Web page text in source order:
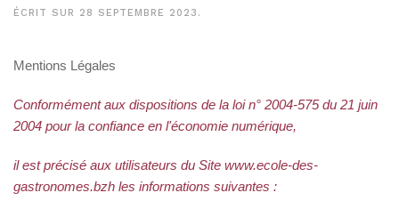
ÉCRIT SUR 28 SEPTEMBRE 2023 .
Mentions Légales
Conformément aux dispositions de la loi n° 2004-575 du 21 juin
2004 pour la confiance en l'économie numérique,
il est précisé aux utilisateurs du Site www.ecole-des-
gastronomes.bzh les informations suivantes :